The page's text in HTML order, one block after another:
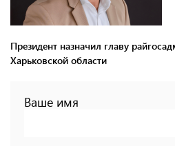
Президент назначил главу
Харьковской области
Ваше имя